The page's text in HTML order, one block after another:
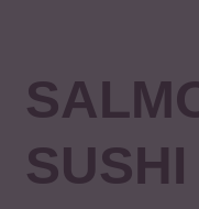
SUSHI